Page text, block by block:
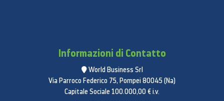
Informazioni di Contatto
World Business Srl
Via Parroco Federico 75, Pompei 80045 (Na)
Capitale Sociale 100.000,00 € i.v.